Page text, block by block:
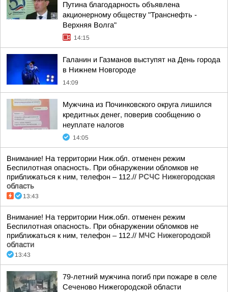
Путина благодарность объявлена
акционерному обществу "Транснефть -
Верхняя Волга"
14:15
Галанин и Газманов выступят на День города
в Нижнем Новгороде
14:09
Мужчина из Починковского округа лишился
кредитных денег, поверив сообщению о
неуплате налогов
14:05
Внимание! На территории Ниж.обл. отменен режим
Беспилотная опасность. При обнаружении обломков не
приближаться к ним, телефон – 112.// РСЧС Нижегородская
область
13:43
Внимание! На территории Ниж.обл. отменен режим
Беспилотная опасность. При обнаружении обломков не
приближаться к ним, телефон – 112.// МЧС Нижегородской
области
13:43
79-летний мужчина погиб при пожаре в селе
Сеченово Нижегородской области